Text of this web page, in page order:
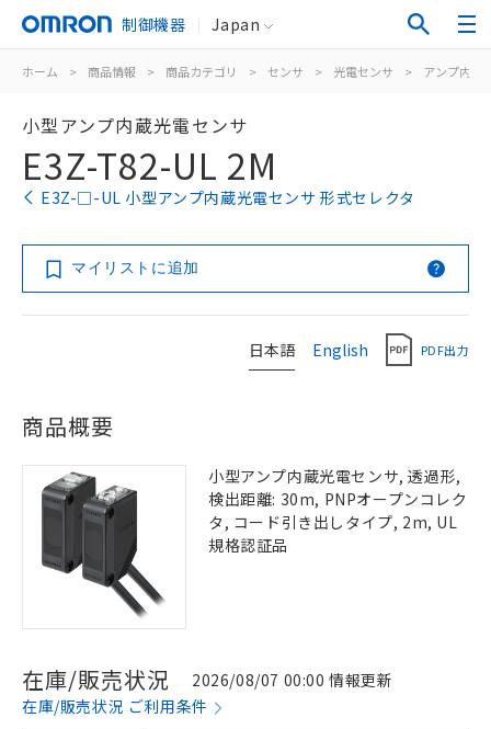
制御機器 Japan
ホーム > 商品情報 > 商品カテゴリ > センサ > 光電センサ > アンプ内蔵
小型アンプ内蔵光電センサ
E3Z-T82-UL 2M
E3Z-□-UL 小型アンプ内蔵光電センサ 形式セレクタ
マイリストに追加
日本語 English PDF出力
商品概要
小型アンプ内蔵光電センサ, 透過形,
検出距離: 30m, PNPオープンコレク
タ, コード引き出しタイプ, 2m, UL
規格認証品
在庫/販売状況
2026/08/07 00:00 情報更新
在庫/販売状況 ご利用条件